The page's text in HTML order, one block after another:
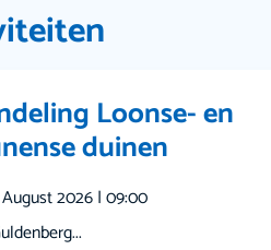
Loonse- en
duinen
2026 | 09:00